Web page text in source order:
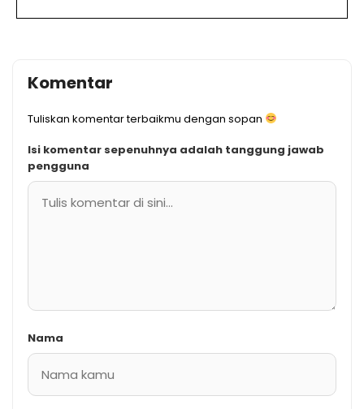
Komentar
Tuliskan komentar terbaikmu dengan sopan
Isi komentar sepenuhnya adalah tanggung jawab
pengguna
Nama